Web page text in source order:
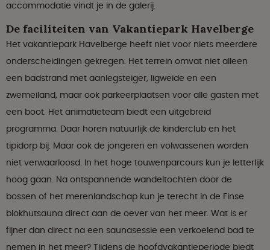
accommodatie vindt je in de galerij.
De faciliteiten van Vakantiepark Havelberge
Het vakantiepark Havelberge heeft niet voor niets meerdere
onderscheidingen gekregen. Het terrein omvat niet alleen
een badstrand met aanlegsteiger, ligweide en een
zwemeiland, maar ook parkeerplaatsen voor alle gasten met
een boot. Het animatieteam biedt een uitgebreid
programma. Daar horen natuurlijk de kinderclub en het
tipidorp bij. Maar ook de jongeren en volwassenen worden
niet verwaarloosd. In het hoge touwenparcours kun je letterlijk
hoog gaan. Na ontspannende wandeltochten door de
bossen of het merenlandschap kun je terecht in de Finse
blokhutsauna direct aan de oever van het meer. Wat is er
fijner dan direct na een saunasessie een verkoelend bad te
nemen in het meer? Tijdens de hoofdvakantieperiode biedt